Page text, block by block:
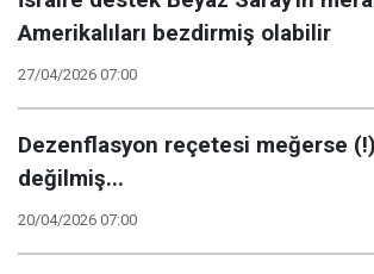
Amerikalıları bezdirmiş olabilir
27/04/2026 07:00
Dezenflasyon reçetesi meğerse
değilmiş...
20/04/2026 07:00